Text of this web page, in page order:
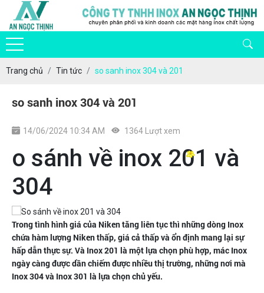
Trang chủ Tin tức so sanh inox 304 và 201
so sanh inox 304 và 201
14/06/2024 10:34 AM 1364 Lượt xem
o sánh về inox 201 và
304
Trong tình hình giá của Niken tăng liên tục thì những dòng Inox
chứa hàm lượng Niken thấp, giá cả thấp và ổn định mang lại sự
hấp dẫn thực sự. Và Inox 201 là một lựa chọn phù hợp, mác Inox
ngày càng được dần chiếm được nhiều thị trường, những nơi mà
Inox 304 và Inox 301 là lựa chọn chủ yếu.